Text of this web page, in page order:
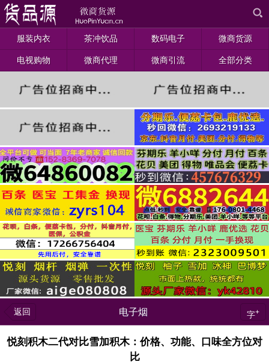
服装内衣 茶冲饮品 数码电子 微商货源
电视购物 微商代理 微商引流 全部分类
返回 电子烟 字+
悦刻积木二代对比雪加积木：价格、功能、口味全方位对
比